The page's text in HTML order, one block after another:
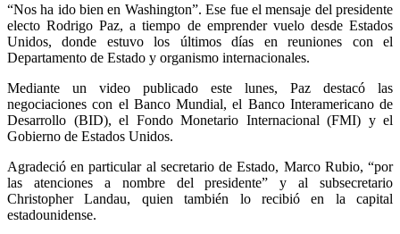
“Nos ha ido bien en Washington”. Ese fue el mensaje del presidente
electo Rodrigo Paz, a tiempo de emprender vuelo desde Estados
Unidos, donde estuvo los últimos días en reuniones con el
Departamento de Estado y organismo internacionales.
Mediante un video publicado este lunes, Paz destacó las
negociaciones con el Banco Mundial, el Banco Interamericano de
Desarrollo (BID), el Fondo Monetario Internacional (FMI) y el
Gobierno de Estados Unidos.
Agradeció en particular al secretario de Estado, Marco Rubio, “por
las atenciones a nombre del presidente” y al subsecretario
Christopher Landau, quien también lo recibió en la capital
estadounidense.